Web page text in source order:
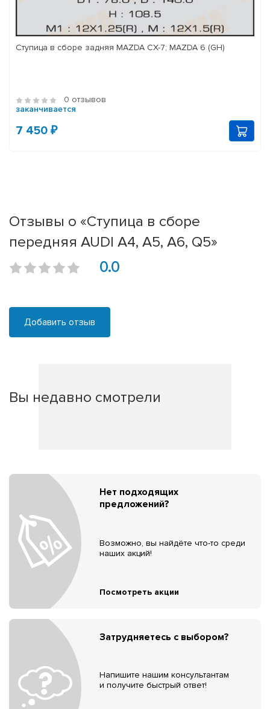
Ступица в сборе задняя MAZDA CX-7; MAZDA 6 (GH)
0 отзывов
заканчивается
7 450 ₽
Отзывы о «Ступица в сборе
передняя AUDI A4, A5, A6, Q5»
0.0
Добавить отзыв
Вы недавно смотрели
Нет подходящих
предложений?
Возможно, вы найдёте что-то среди
наших акций!
Посмотреть акции
Затрудняетесь с выбором?
Напишите нашим консультантам
и получите быстрый ответ!